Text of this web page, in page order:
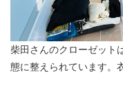
柴田さんのクローゼット
態に整えられています。